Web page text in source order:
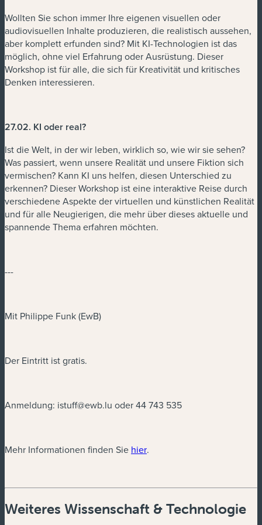
Wollten Sie schon immer Ihre eigenen visuellen oder
audiovisuellen Inhalte produzieren, die realistisch aussehen,
aber komplett erfunden sind? Mit KI-Technologien ist das
möglich, ohne viel Erfahrung oder Ausrüstung. Dieser
Workshop ist für alle, die sich für Kreativität und kritisches
Denken interessieren.
27.02. KI oder real?
Ist die Welt, in der wir leben, wirklich so, wie wir sie sehen?
Was passiert, wenn unsere Realität und unsere Fiktion sich
vermischen? Kann KI uns helfen, diesen Unterschied zu
erkennen? Dieser Workshop ist eine interaktive Reise durch
verschiedene Aspekte der virtuellen und künstlichen Realität
und für alle Neugierigen, die mehr über dieses aktuelle und
spannende Thema erfahren möchten.
---
Mit Philippe Funk (EwB)
Der Eintritt ist gratis.
Anmeldung: istuff@ewb.lu oder 44 743 535
Mehr Informationen finden Sie hier(neues Fenster)
.
Weiteres Wissenschaft & Technologie